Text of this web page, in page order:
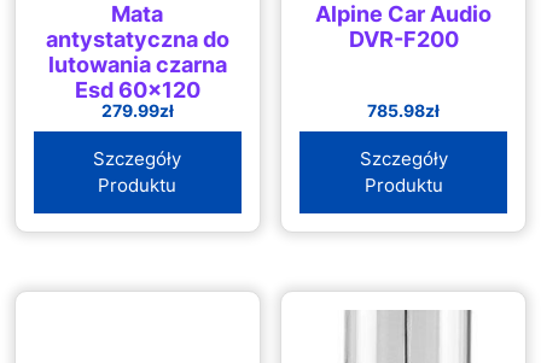
Mata
antystatyczna do
lutowania czarna
Esd 60×120
279.99zł
Szczegóły
Produktu
Alpine Car Audio
DVR-F200
785.98zł
Szczegóły
Produktu